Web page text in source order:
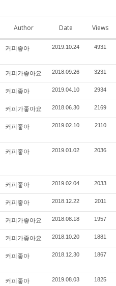
Author Date Views
커피좋아 2019.10.24 4931
커피가좋아요 2018.09.26 3231
커피좋아 2019.04.10 2934
커피가좋아요 2018.06.30 2169
커피좋아 2019.02.10 2110
커피좋아 2019.01.02 2036
커피좋아 2019.02.04 2033
커피좋아 2018.12.22 2011
커피가좋아요 2018.08.18 1957
커피가좋아요 2018.10.20 1881
커피좋아 2018.12.30 1867
커피좋아 2019.08.03 1825